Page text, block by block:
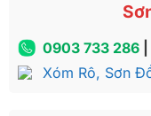
0903 733 286|
Xóm Rô, Sơn